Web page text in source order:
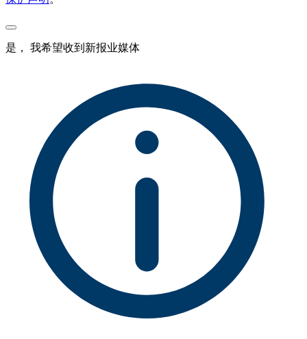
是， 我希望收到新报业媒体